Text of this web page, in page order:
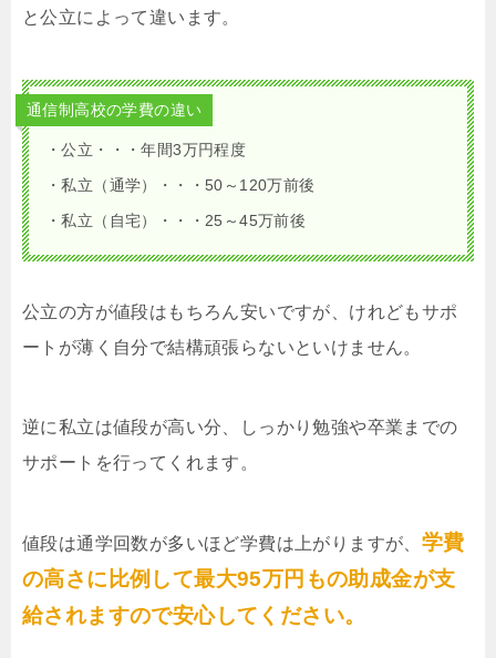
と公立によって違います。
通信制高校の学費の違い
・公立・・・年間3万円程度
・私立（通学）・・・50～120万前後
・私立（自宅）・・・25～45万前後
公立の方が値段はもちろん安いですが、けれどもサポ
ートが薄く自分で結構頑張らないといけません。
逆に私立は値段が高い分、しっかり勉強や卒業までの
サポートを行ってくれます。
値段は通学回数が多いほど学費は上がりますが、 学費
の高さに比例して最大95万円もの助成金が支
給されますので安心してください。